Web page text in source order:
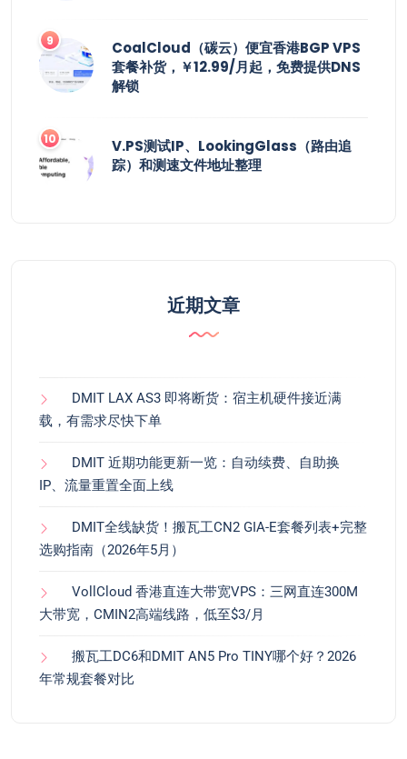
CoalCloud（碳云）便宜香港BGP VPS
套餐补货，￥12.99/月起，免费提供DNS
解锁
V.PS测试IP、LookingGlass（路由追
踪）和测速文件地址整理
近期文章
DMIT LAX AS3 即将断货：宿主机硬件接近满
载，有需求尽快下单
DMIT 近期功能更新一览：自动续费、自助换
IP、流量重置全面上线
DMIT全线缺货！搬瓦工CN2 GIA-E套餐列表+完整
选购指南（2026年5月）
VollCloud 香港直连大带宽VPS：三网直连300M
大带宽，CMIN2高端线路，低至$3/月
搬瓦工DC6和DMIT AN5 Pro TINY哪个好？2026
年常规套餐对比